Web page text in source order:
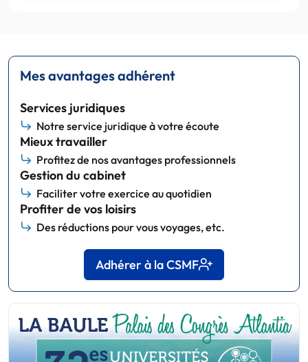
Mes avantages adhérent
Services juridiques
Notre service juridique à votre écoute
Mieux travailler
Profitez de nos avantages professionnels
Gestion du cabinet
Faciliter votre exercice au quotidien
Profiter de vos loisirs
Des réductions pour vous voyages, etc.
Adhérer à la CSMF